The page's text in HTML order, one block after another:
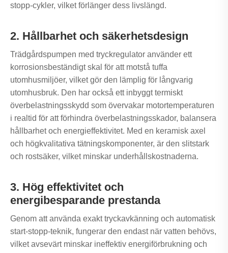
stopp-cykler, vilket förlänger dess livslängd.
2. Hållbarhet och säkerhetsdesign
Trädgårdspumpen med tryckregulator använder ett
korrosionsbeständigt skal för att motstå tuffa
utomhusmiljöer, vilket gör den lämplig för långvarig
utomhusbruk. Den har också ett inbyggt termiskt
överbelastningsskydd som övervakar motortemperaturen
i realtid för att förhindra överbelastningsskador, balansera
hållbarhet och energieffektivitet. Med en keramisk axel
och högkvalitativa tätningskomponenter, är den slitstark
och rostsäker, vilket minskar underhållskostnaderna.
3. Hög effektivitet och
energibesparande prestanda
Genom att använda exakt tryckavkänning och automatisk
start-stopp-teknik, fungerar den endast när vatten behövs,
vilket avsevärt minskar ineffektiv energiförbrukning och